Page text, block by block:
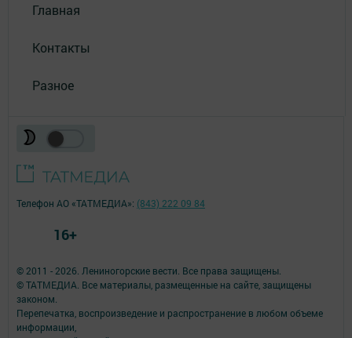
Главная
Контакты
Разное
© 2011 - 2026. Лениногорские вести. Все права защищены.
© ТАТМЕДИА. Все материалы, размещенные на сайте, защищены
законом.
Перепечатка, воспроизведение и распространение в любом объеме
информации,
Телефон АО «ТАТМЕДИА»: (843) 222 09 84
16+